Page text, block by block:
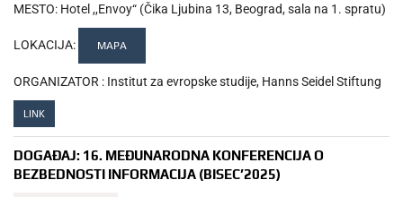
MESTO: Hotel ,,Envoy“ (Čika Ljubina 13, Beograd, sala na 1. spratu)
LOKACIJA: MAPA
ORGANIZATOR : Institut za evropske studije, Hanns Seidel Stiftung
LINK
DOGAĐAJ: 16. MEĐUNARODNA KONFERENCIJA O
BEZBEDNOSTI INFORMACIJA (BISEC’2025)